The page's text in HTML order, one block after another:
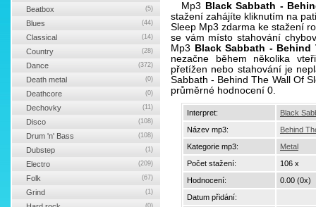
Mp3
Black Sabbath -
stažení zahájíte kliknutím na
Sleep Mp3 zdarma ke stažení
se vám místo stahování
Mp3
Black Sabbath - Behind
nezačne během několika
přetížen nebo stahování je
Sabbath - Behind The Wall Of
průměrné hodnocení 0.
Interpret:
Black
Název mp3:
Behind
Kategorie mp3:
Metal
Počet stažení:
106 x
Hodnocení:
0.00 (0x)
Datum přidání:
Beatbox (5)
Blues (44)
Classical (14)
Country (28)
Dance (372)
Death metal (0)
Deathcore (0)
Dechovky (11)
Disco (108)
Drum 'n' Bass (108)
Dubstep (1)
Electro (209)
Folk (67)
Grind (1)
(0)